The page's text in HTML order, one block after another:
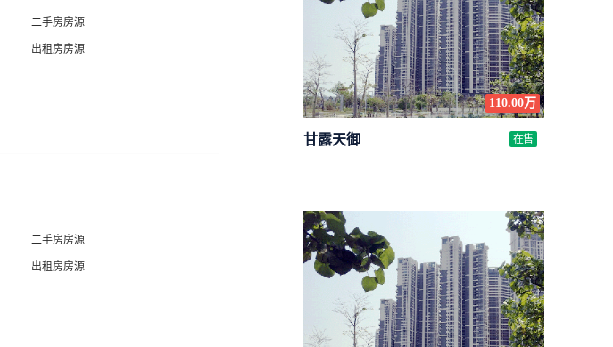
二手房房源
出租房房源
二手房房源
出租房房源
110.00万
甘露天御 在售